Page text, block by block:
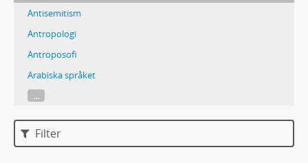
Antisemitism
Antropologi
Antroposofi
Arabiska språket
...
Filter